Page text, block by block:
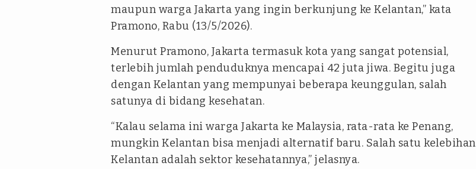
maupun warga Jakarta yang ingin berkunjung ke Kelantan,” kata
Pramono, Rabu (13/5/2026).
Menurut Pramono, Jakarta termasuk kota yang sangat potensial,
terlebih jumlah penduduknya mencapai 42 juta jiwa. Begitu juga
dengan Kelantan yang mempunyai beberapa keunggulan, salah
satunya di bidang kesehatan.
“Kalau selama ini warga Jakarta ke Malaysia, rata-rata ke Penang,
mungkin Kelantan bisa menjadi alternatif baru. Salah satu kelebihan
Kelantan adalah sektor kesehatannya,” jelasnya.